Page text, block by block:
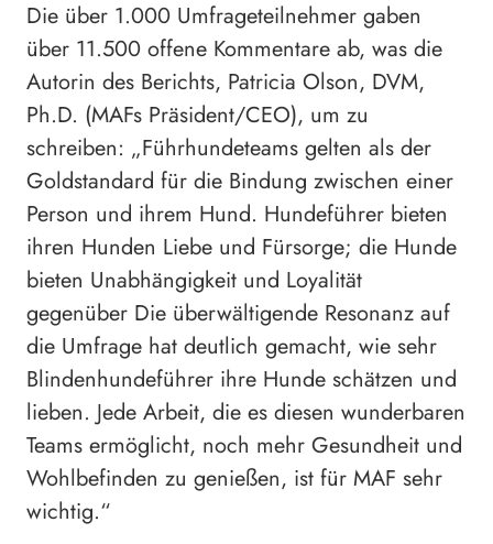
Die über 1.000 Umfrageteilnehmer gaben
über 11.500 offene Kommentare ab, was die
Autorin des Berichts, Patricia Olson, DVM,
Ph.D. (MAFs Präsident/CEO), um zu
schreiben: „Führhundeteams gelten als der
Goldstandard für die Bindung zwischen einer
Person und ihrem Hund. Hundeführer bieten
ihren Hunden Liebe und Fürsorge; die Hunde
bieten Unabhängigkeit und Loyalität
gegenüber Die überwältigende Resonanz auf
die Umfrage hat deutlich gemacht, wie sehr
Blindenhundeführer ihre Hunde schätzen und
lieben. Jede Arbeit, die es diesen wunderbaren
Teams ermöglicht, noch mehr Gesundheit und
Wohlbefinden zu genießen, ist für MAF sehr
wichtig.“